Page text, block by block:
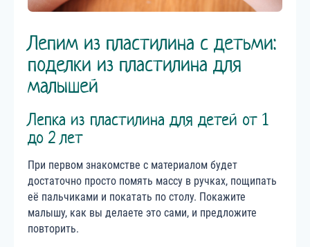
Лепим из пластилина с детьми:
поделки из пластилина для
малышей
Лепка из пластилина для детей от 1
до 2 лет
При первом знакомстве с материалом будет
достаточно просто помять массу в ручках, пощипать
её пальчиками и покатать по столу. Покажите
малышу, как вы делаете это сами, и предложите
повторить.